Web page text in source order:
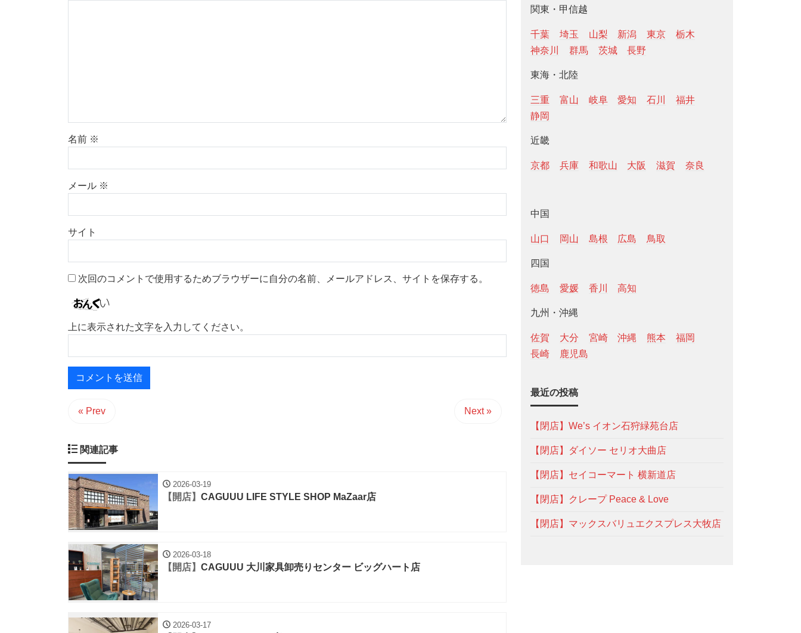
名前 ※
メール ※
サイト
次回のコメントで使用するためブラウザーに自分の名前、メールアドレス、サイトを保存する。
上に表示された文字を入力してください。
« Prev Next »
関連記事
2026-03-19
【開店】 CAGUUU LIFE STYLE SHOP MaZaar店
2026-03-18
【開店】 CAGUUU 大川家具卸売りセンター ビッグハート店
2026-03-17
関東・甲信越
千葉 埼玉 山梨 新潟 東京
栃木
神奈川
群馬 茨城 長野
東海・北陸
三重 富山 岐阜 愛知 石川
福井
静岡
近畿
京都 兵庫 和歌山 大阪 滋賀 奈良
中国
山口 岡山 島根 広島 鳥取
四国
徳島 愛媛 香川 高知
九州・沖縄
佐賀 大分 宮崎 沖縄 熊本
福岡
長崎
鹿児島
最近の投稿
【閉店】We’s イオン石狩緑苑台店
【閉店】ダイソー セリオ大曲店
【閉店】セイコーマート 横新道店
【閉店】クレープ Peace & Love
【閉店】マックスバリュエクスプレス大牧店